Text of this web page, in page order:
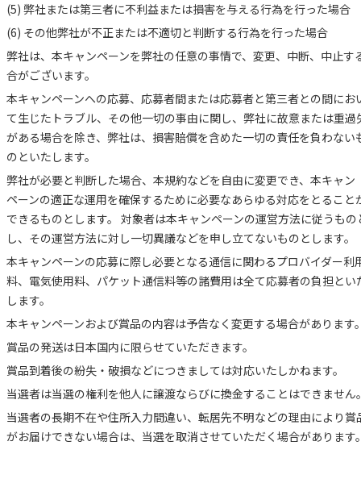
弊社または第三者に不利益または損害を与える行為を行った場合
その他弊社が不正または不適切と判断する行為を行った場合
弊社は、本キャンペーンを弊社の任意の事情で、変更、中断、中止す
合がございます。
本キャンペーンへの応募、応募者間または応募者と第三者との間にお
て生じたトラブル、その他一切の事由に関し、弊社に故意または重過
がある場合を除き、弊社は、損害賠償を含めた一切の責任を負わない
のといたします。
弊社が必要と判断した場合、本規約などを自由に変更でき、本キャン
ペーンの適正な運用を確保するために必要なあらゆる対応をとること
できるものとします。 対象者は本キャンペーンの運営方法に従うもの
し、その運営方法に対し一切異議などを申し立てないものとします。
本キャンペーンの応募に際し必要となる通信に関わるプロバイダー利
料、電気使用料、パケット通信料等の諸費用は全て応募者の負担とい
します。
本キャンペーンおよび賞品の内容は予告なく変更する場合があります
賞品の発送は日本国内に限らせていただきます。
賞品到着後の紛失・破損などにつきましては対応いたしかねます。
当選者は当選の権利を他人に譲渡ならびに換金することはできません
当選者の長期不在や住所入力間違い、転居先不明などの理由により賞
がお届けできない場合は、当選を取消させていただく場合があります